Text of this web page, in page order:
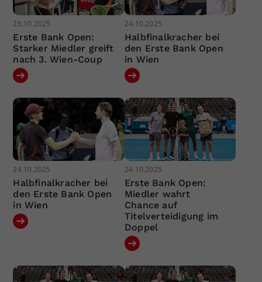
25.10.2025
Erste Bank Open:
Starker Miedler greift
nach 3. Wien-Coup
24.10.2025
Halbfinalkracher bei
den Erste Bank Open
in Wien
24.10.2025
Halbfinalkracher bei
den Erste Bank Open
in Wien
24.10.2025
Erste Bank Open:
Miedler wahrt
Chance auf
Titelverteidigung im
Doppel